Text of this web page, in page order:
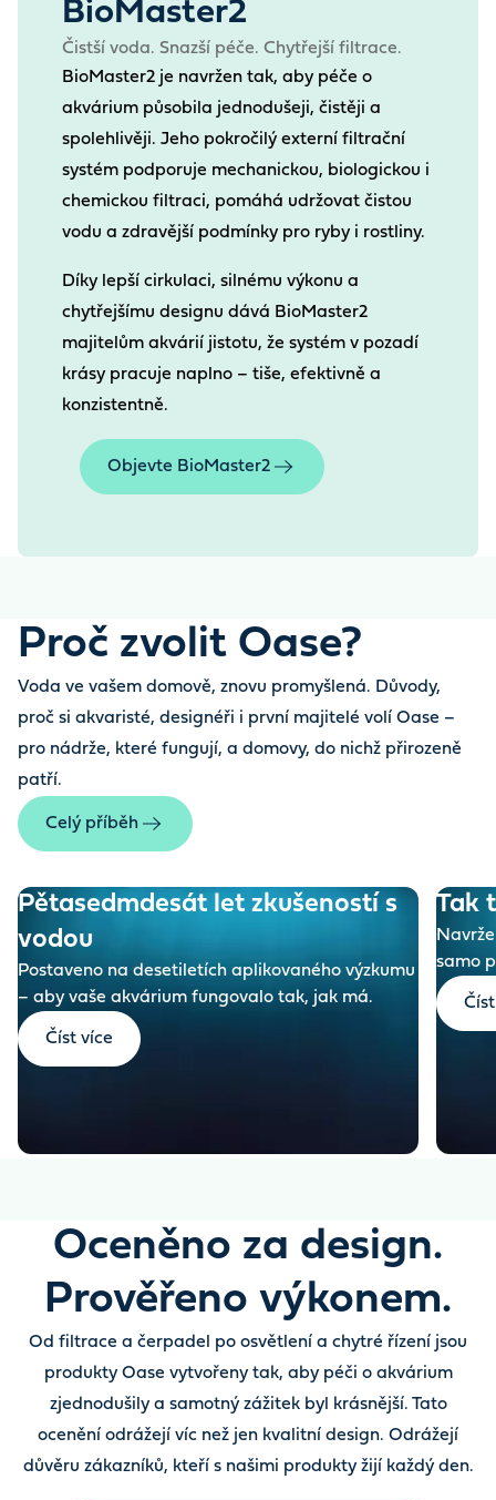
BioMaster2
Čistší voda. Snazší péče. Chytřejší filtrace.
BioMaster2 je navržen tak, aby péče o
akvárium působila jednodušeji, čistěji a
spolehlivěji. Jeho pokročilý externí filtrační
systém podporuje mechanickou, biologickou i
chemickou filtraci, pomáhá udržovat čistou
vodu a zdravější podmínky pro ryby i rostliny.
Díky lepší cirkulaci, silnému výkonu a
chytřejšímu designu dává BioMaster2
majitelům akvárií jistotu, že systém v pozadí
krásy pracuje naplno – tiše, efektivně a
konzistentně.
Objevte BioMaster2
Proč zvolit Oase?
Voda ve vašem domově, znovu promyšlená. Důvody,
proč si akvaristé, designéři i první majitelé volí Oase –
pro nádrže, které fungují, a domovy, do nichž přirozeně
patří.
Celý příběh
Pětasedmdesát let zkušeností s
vodou
Postaveno na desetiletích aplikovaného výzkumu
– aby vaše akvárium fungovalo tak, jak má.
Číst více
Tak
samo
Oceněno za design.
Prověřeno výkonem.
Od filtrace a čerpadel po osvětlení a chytré řízení jsou
produkty Oase vytvořeny tak, aby péči o akvárium
zjednodušily a samotný zážitek byl krásnější. Tato
ocenění odrážejí víc než jen kvalitní design. Odrážejí
důvěru zákazníků, kteří s našimi produkty žijí každý den.